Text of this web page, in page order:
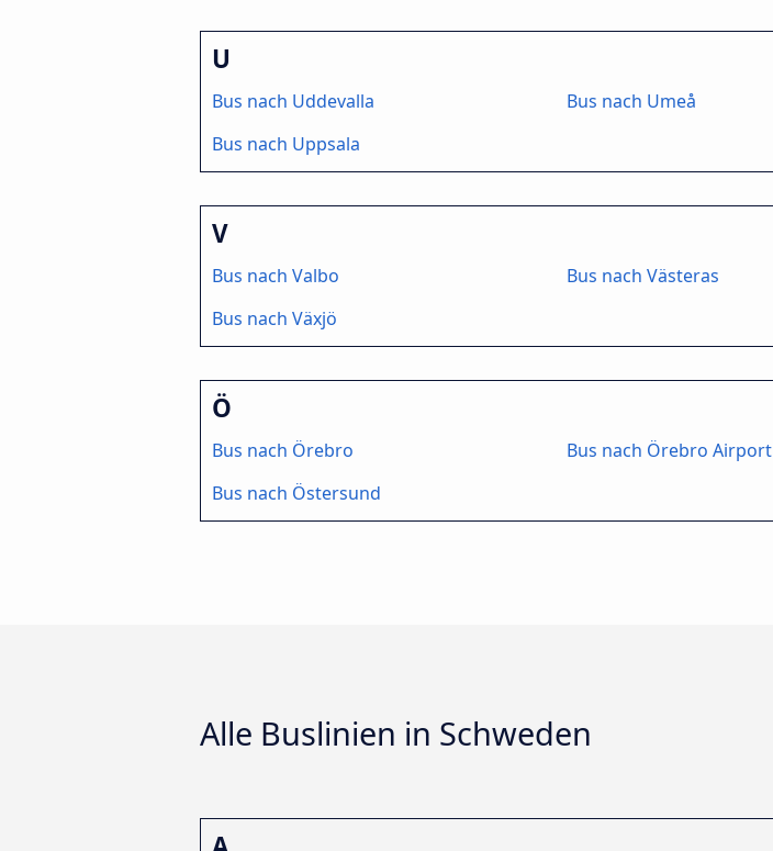
U
Bus nach Uddevalla Bus nach Umeå
Bus nach Uppsala
V
Bus nach Valbo Bus nach Västeras
Bus nach Växjö
Ö
Bus nach Örebro Bus nach Örebro Airport
Bus nach Östersund
Alle Buslinien in Schweden